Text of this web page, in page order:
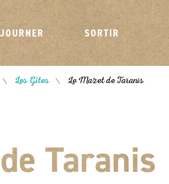
SORTIR
/ Les Gîtes / Le Mazet de Taranis
Taranis